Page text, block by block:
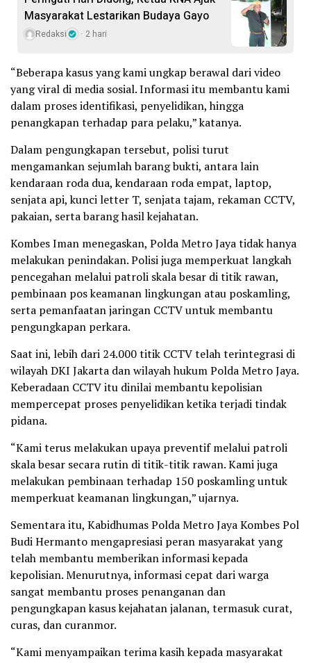
Masyarakat Lestarikan Budaya Gayo
Redaksi 2 hari
“Beberapa kasus yang kami ungkap berawal dari video
yang viral di media sosial. Informasi itu membantu kami
dalam proses identifikasi, penyelidikan, hingga
penangkapan terhadap para pelaku,” katanya.
Dalam pengungkapan tersebut, polisi turut
mengamankan sejumlah barang bukti, antara lain
kendaraan roda dua, kendaraan roda empat, laptop,
senjata api, kunci letter T, senjata tajam, rekaman CCTV,
pakaian, serta barang hasil kejahatan.
Kombes Iman menegaskan, Polda Metro Jaya tidak hanya
melakukan penindakan. Polisi juga memperkuat langkah
pencegahan melalui patroli skala besar di titik rawan,
pembinaan pos keamanan lingkungan atau poskamling,
serta pemanfaatan jaringan CCTV untuk membantu
pengungkapan perkara.
Saat ini, lebih dari 24.000 titik CCTV telah terintegrasi di
wilayah DKI Jakarta dan wilayah hukum Polda Metro Jaya.
Keberadaan CCTV itu dinilai membantu kepolisian
mempercepat proses penyelidikan ketika terjadi tindak
pidana.
“Kami terus melakukan upaya preventif melalui patroli
skala besar secara rutin di titik-titik rawan. Kami juga
melakukan pembinaan terhadap 150 poskamling untuk
memperkuat keamanan lingkungan,” ujarnya.
Sementara itu, Kabidhumas Polda Metro Jaya Kombes Pol
Budi Hermanto mengapresiasi peran masyarakat yang
telah membantu memberikan informasi kepada
kepolisian. Menurutnya, informasi cepat dari warga
sangat membantu proses penanganan dan
pengungkapan kasus kejahatan jalanan, termasuk curat,
curas, dan curanmor.
“Kami menyampaikan terima kasih kepada masyarakat